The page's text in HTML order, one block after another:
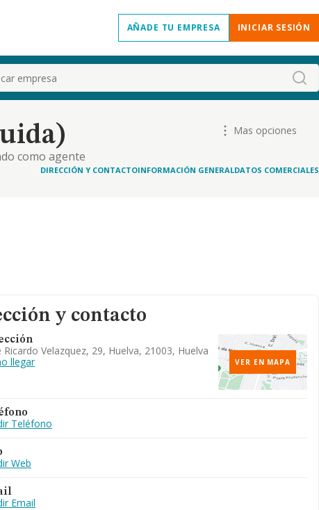
AÑADE TU EMPRESA INICIAR SESIÓN
como agente
rusticas,
Mas opciones
DIRECCIÓN Y CONTACTOINFORMACIÓN GENERALDATOS COMERCIALES
y contacto
Ricardo Velazquez, 29, Huelva, 21003, Huelva
llegar
VER EN MAPA
Teléfono
Web
Email